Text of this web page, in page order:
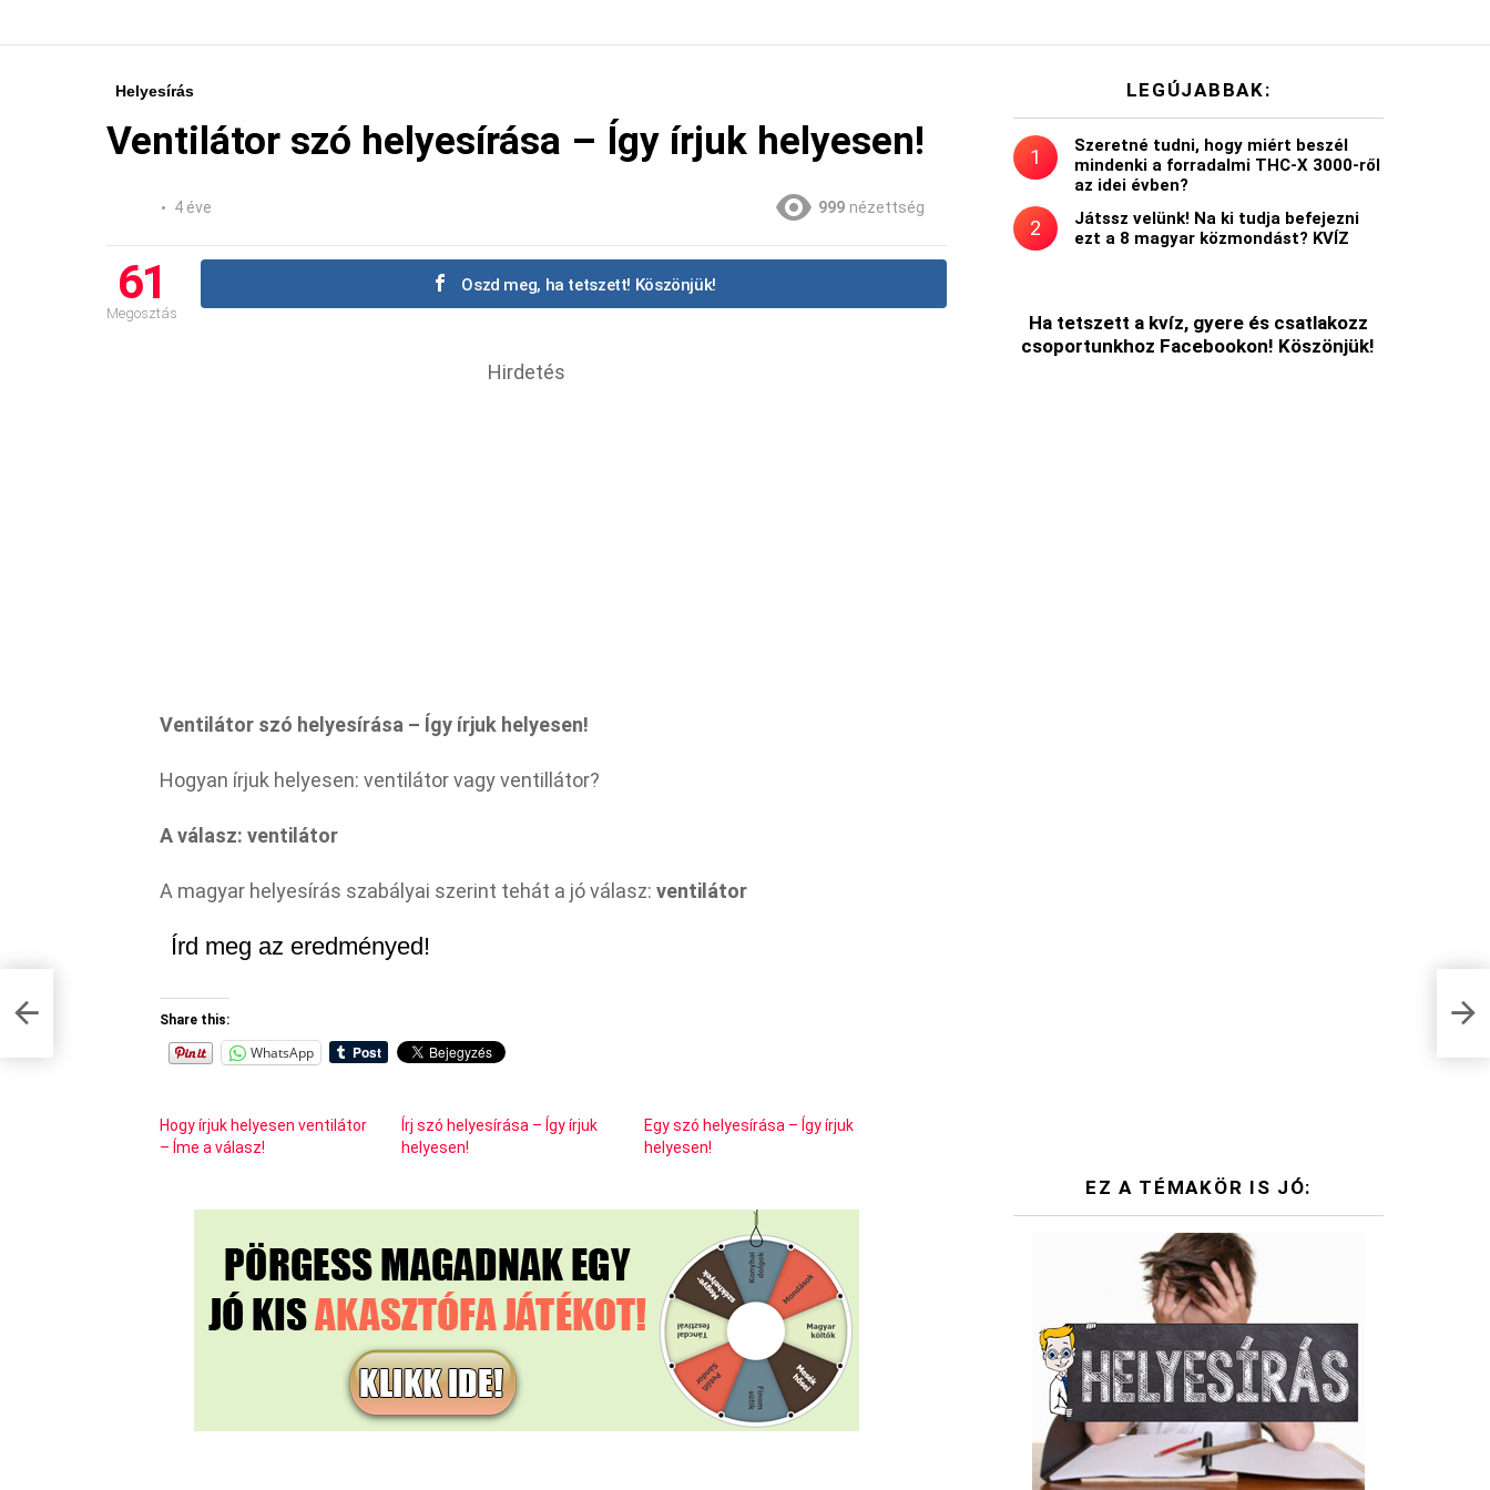
Helyesírás
Ventilátor szó helyesírása – Így írjuk helyesen!
4 éve 999 nézettség
61
Megosztás
Oszd meg, ha tetszett! Köszönjük!
Hirdetés
Ventilátor szó helyesírása – Így írjuk helyesen!
Hogyan írjuk helyesen: ventilátor vagy ventillátor?
A válasz: ventilátor
A magyar helyesírás szabályai szerint tehát a jó válasz: ventilátor
Írd meg az eredményed!
Share this:
WhatsApp
Hogy írjuk helyesen ventilátor
– Íme a válasz!
Írj szó helyesírása – Így írjuk
helyesen!
Egy szó helyesírása – Így írjuk
helyesen!
Árú
LEGÚJABBAK:
Szeretné tudni, hogy miért beszél
mindenki a forradalmi THC-X 3000-ről
az idei évben?
Játssz velünk! Na ki tudja befejezni
ezt a 8 magyar közmondást? KVÍZ
Ha tetszett a kvíz, gyere és csatlakozz
csoportunkhoz Facebookon! Köszönjük!
EZ A TÉMAKÖR IS JÓ: